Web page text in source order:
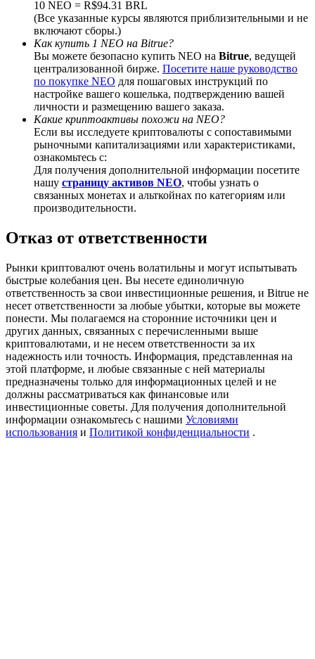
Deposit CASHCAT & Win
Share 500000 CASHCAT prize pool
Exclusive for BitMart Users
Register & Trade to Win 500,000 USDT
Precious Metals Trading Carnival
USDT New User Exclusive 10% APR
USDT Flexible Staking | Daily Rewards
New Listing Futures Fest
Trade New Futures, Win 200,000 USDT
10 NEO = R$94.31 BRL
(Все указанные курсы являются приблизительными и не
включают сборы.)
Как купить 1 NEO на Bitrue?
Вы можете безопасно купить NEO на Bitrue, ведущей
централизованной бирже. Посетите наше руководство
по покупке NEO для пошаговых инструкций по
настройке вашего кошелька, подтверждению вашей
личности и размещению вашего заказа.
Какие криптоактивы похожи на NEO?
Если вы исследуете криптовалюты с сопоставимыми
рыночными капитализациями или характеристиками,
ознакомьтесь с:
Для получения дополнительной информации посетите
нашу страницу активов NEO, чтобы узнать о
связанных монетах и альткойнах по категориям или
производительности.
Отказ от ответственности
Рынки криптовалют очень волатильны и могут испытывать
быстрые колебания цен. Вы несете единоличную
ответственность за свои инвестиционные решения, и Bitrue не
несет ответственности за любые убытки, которые вы можете
понести. Мы полагаемся на сторонние источники цен и
других данных, связанных с перечисленными выше
криптовалютами, и не несем ответственности за их
надежность или точность. Информация, представленная на
этой платформе, и любые связанные с ней материалы
предназначены только для информационных целей и не
должны рассматриваться как финансовые или
инвестиционные советы. Для получения дополнительной
информации ознакомьтесь с нашими Условиями
использования и Политикой конфиденциальности .